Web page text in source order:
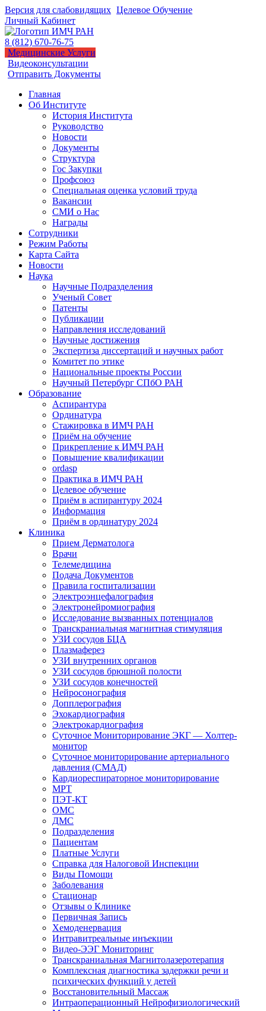
Версия для слабовидящих Целевое Обучение
Личный Кабинет
8 (812) 670-76-75
Медицинские Услуги
Видеоконсультации
Отправить Документы
Главная
Об Институте
История Института
Руководство
Новости
Документы
Структура
Гос Закупки
Профсоюз
Специальная оценка условий труда
Вакансии
СМИ о Нас
Награды
Сотрудники
Режим Работы
Карта Сайта
Новости
Наука
Научные Подразделения
Ученый Совет
Патенты
Публикации
Направления исследований
Научные достижения
Экспертиза диссертаций и научных работ
Комитет по этике
Национальные проекты России
Научный Петербург СПбО РАН
Образование
Аспирантура
Ординатура
Стажировка в ИМЧ РАН
Приём на обучение
Прикрепление к ИМЧ РАН
Повышение квалификации
ordasp
Практика в ИМЧ РАН
Целевое обучение
Приём в аспирантуру 2024
Информация
Приём в ординатуру 2024
Клиника
Прием Дерматолога
Врачи
Телемедицина
Подача Документов
Правила госпитализации
Электроэнцефалография
Электронейромиография
Исследование вызванных потенциалов
Транскраниальная магнитная стимуляция
УЗИ сосудов БЦА
Плазмаферез
УЗИ внутренних органов
УЗИ сосудов брюшной полости
УЗИ сосудов конечностей
Нейросонография
Допплерография
Эхокардиография
Электрокардиография
Суточное Мониторирование ЭКГ — Холтер-
монитор
Суточное мониторирование артериального
давления (СМАД)
Кардиореспираторное мониторирование
МРТ
ПЭТ-КТ
ОМС
ДМС
Подразделения
Пациентам
Платные Услуги
Справка для Налоговой Инспекции
Виды Помощи
Заболевания
Стационар
Отзывы о Клинике
Первичная Запись
Хемоденервация
Интравитреальные инъекции
Видео-ЭЭГ Мониторинг
Транскраниальная Магнитолазеротерапия
Комплексная диагностика задержки речи и
психических функций у детей
Восстановительный Массаж
Интраоперационный Нейрофизиологический